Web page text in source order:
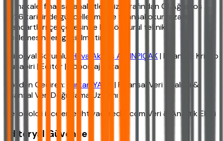
Bu makale, finansal analistlerimiz tarafından 01 Ağustos
2026 tarihinde güncellenmiş ve finansal okuryazarlık
standartları çerçevesinde Editör Kurul teknik
incelemesinden geçirilmiştir.
Editoryal Sorumlu:
Hava Akbaş ALTINPIÇAK| Finans & Kripto
Muhabiri | Editör | Röportaj Yazarı
Gözden Geçiren:
Furkan YAKA
| Finansal Veri Analisti &
Finansal Veri Doğrulama Uzmanı
Metodoloji inceleme: ihtiyackredisi.com Veri & Analitik Ekibi
Editoryal Güvence